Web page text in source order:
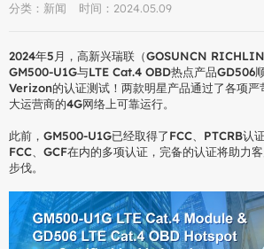
分类：新闻 时间：2024.05.09
2024年5月，高新兴瑞联（GOSUNCN
GM500-U1G与LTE Cat.4 OBD热点产品GD506
Verizon的认证测试！两款明星产品通过了各项严
大运营商的4G网络上可靠运行。
此前，GM500-U1G已经取得了FCC、PTCRB认
FCC、GCF在内的多项认证，完备的认证将助力
步伐。